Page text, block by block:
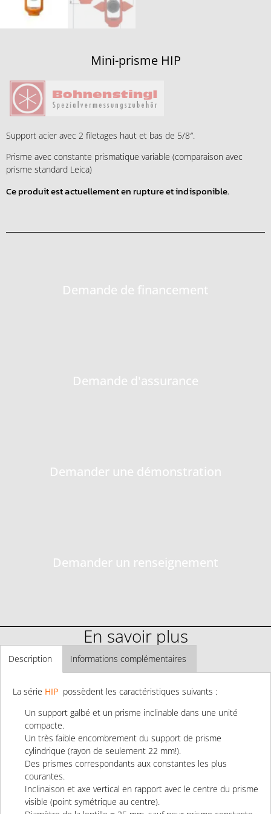
Mini-prisme HIP
Support acier avec 2 filetages haut et bas de 5/8″.
Prisme avec constante prismatique variable (comparaison avec
prisme standard Leica)
Ce produit est actuellement en rupture et indisponible.
Demande de financement
Demande d'assurance
Demander une démonstration
Demander un renseignement
En savoir plus
Description Informations complémentaires
La série HIP possèdent les caractéristiques suivants :
Un support galbé et un prisme inclinable dans une unité
compacte.
Un très faible encombrement du support de prisme
cylindrique (rayon de seulement 22 mm!).
Des prismes correspondants aux constantes les plus
courantes.
Inclinaison et axe vertical en rapport avec le centre du prisme
visible (point symétrique au centre).